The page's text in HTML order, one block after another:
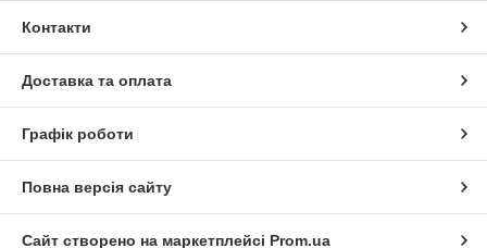
На початку системи до труби за допомогою спеціальних
переходів потрібного діаметра кріпитьсяфільтр. В кінці труба
глушиться заглушками.
Контакти
Доставка та оплата
Графік роботи
Повна версія сайту
Сайт створено на маркетплейсі Prom.ua